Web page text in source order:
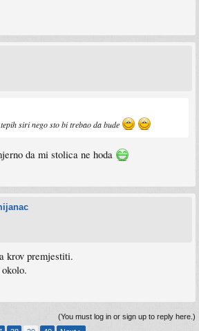
siri nego sto bi trebao da bude
da mi stolica ne hoda
krov premjestiti.
(You must log in or sign up to reply here.)